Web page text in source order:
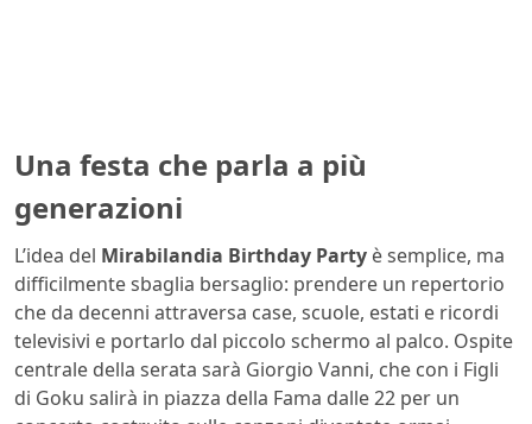
Una festa che parla a più
generazioni
L’idea del Mirabilandia Birthday Party è semplice, ma
difficilmente sbaglia bersaglio: prendere un repertorio
che da decenni attraversa case, scuole, estati e ricordi
televisivi e portarlo dal piccolo schermo al palco. Ospite
centrale della serata sarà Giorgio Vanni, che con i Figli
di Goku salirà in piazza della Fama dalle 22 per un